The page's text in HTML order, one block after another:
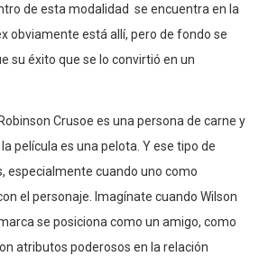
de esta modalidad se encuentra en la
obviamente está allí, pero de fondo se
su éxito que se lo convirtió en un
Crusoe es una persona de carne y
película es una pelota. Y ese tipo de
especialmente cuando uno como
el personaje. Imagínate cuando Wilson
se posiciona como un amigo, como
atributos poderosos en la relación